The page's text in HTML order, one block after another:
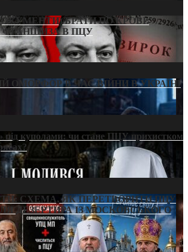
БРАТИ ПО КРОВІ:
ФРАНШИЗА В ПЦУ
ОМОРФОР В ЧАС ВІЙНИ В УКРАЇНІ
під куполами: чи стане ПЦУ прихистком
СХЕМА, ЯК ПЕРЕТВОРИТИ ПЦУ
ДЕЗЕРТИРА ІЗ МОСКОВСЬКОГО